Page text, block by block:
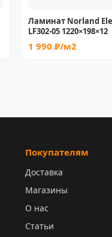
Ламинат Norland
LF302-05 1220×198×12
1 990 ₽/м2
Покупателям
Доставка
Магазины
О нас
Статьи